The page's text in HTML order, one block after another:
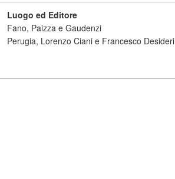
Luogo ed Editore
Fano, Paizza e Gaudenzi
Perugia, Lorenzo Ciani e Francesco Desideri